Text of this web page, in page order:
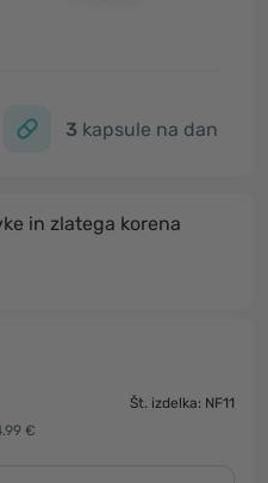
3 kapsule na dan
in zlatega korena
Št. izdelka: NF11
€